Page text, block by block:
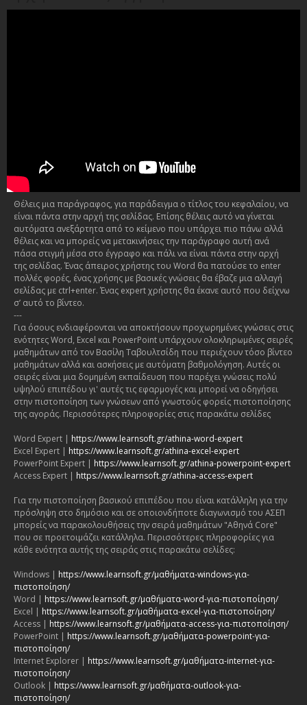
Θέλεις μια παράγραφος, για παράδειγμα ο τίτλος του κεφαλαίου, να
είναι πάντα στην αρχή της σελίδας. Επίσης θέλεις αυτό να γίνεται
αυτόματα ανεξάρτητα από το κείμενο που υπάρχει πιο πάνω αλλά
θέλεις και να μπορείς να μετακινήσεις την παράγραφο αυτή ανά
πάσα στιγμή μέσα στο έγγραφο και πάλι να είναι πάντα στην αρχή
της σελίδας. Ένας άπειρος χρήστης του Word θα πατούσε το enter
πολλές φορές, ένας χρήσης με βασικές γνώσεις θα έβαζε μια αλλαγή
σελίδας με ctrl+enter. Ένας expert χρήστης θα έκανε αυτό που δείχνω
σ’ αυτό το βίντεο.
---
Για όσους ενδιαφέρονται να αποκτήσουν προχωρημένες γνώσεις στις
ενότητες Word, Excel και PowerPoint υπάρχουν ολοκληρωμένες σειρές
μαθημάτων από τον Βασίλη Ταβουλτσίδη που περιέχουν τόσο βίντεο
μαθημάτων αλλά και ασκήσεις με αυτόματη βαθμολόγηση. Αυτές οι
σειρές είναι μια δομημένη εκπαίδευση που παρέχει γνώσεις πολύ
υψηλού επιπέδου γι' αυτές τις εφαρμογές και μπορεί να οδηγήσει
στην πιστοποίηση των γνώσεων από γνωστούς φορείς πιστοποίησης
της αγοράς. Περισσότερες πληροφορίες στις παρακάτω σελίδες
Word Expert | https://www.learnsoft.gr/athina-word-expert
Excel Expert | https://www.learnsoft.gr/athina-excel-expert
PowerPoint Expert | https://www.learnsoft.gr/athina-powerpoint-expert
Access Expert | https://www.learnsoft.gr/athina-access-expert
Για την πιστοποίηση βασικού επιπέδου που είναι κατάλληλη για την
πρόσληψη στο δημόσιο και σε οποιονδήποτε διαγωνισμό του ΑΣΕΠ
μπορείς να παρακολουθήσεις την σειρά μαθημάτων "Αθηνά Core"
που σε προετοιμάζει κατάλληλα. Περισσότερες πληροφορίες για
κάθε ενότητα αυτής της σειράς στις παρακάτω σελίδες:
Windows | https://www.learnsoft.gr/μαθήματα-windows-για-
πιστοποίηση/
Word | https://www.learnsoft.gr/μαθήματα-word-για-πιστοποίηση/
Excel | https://www.learnsoft.gr/μαθήματα-excel-για-πιστοποίηση/
Access | https://www.learnsoft.gr/μαθήματα-access-για-πιστοποίηση/
PowerPoint | https://www.learnsoft.gr/μαθήματα-powerpoint-για-
πιστοποίηση/
Internet Explorer | https://www.learnsoft.gr/μαθήματα-internet-για-
πιστοποίηση/
Outlook | https://www.learnsoft.gr/μαθήματα-outlook-για-
πιστοποίηση/